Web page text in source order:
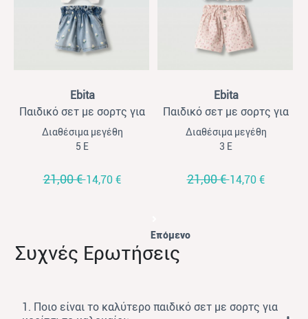
Ebita
Παιδικό σετ με σορτς για
κορίτσια Ebita λευκό-μπλε
Διαθέσιμα μεγέθη
5 Ε
21,00 €14,70 €
Ebita
Παιδικό σετ με σορτς για
κορίτσια Ebita σομών
Διαθέσιμα μεγέθη
3 Ε
21,00 €14,70 €
Επόμενο
Συχνές Ερωτήσεις
1. Ποιο είναι το καλύτερο παιδικό σετ με σορτς για